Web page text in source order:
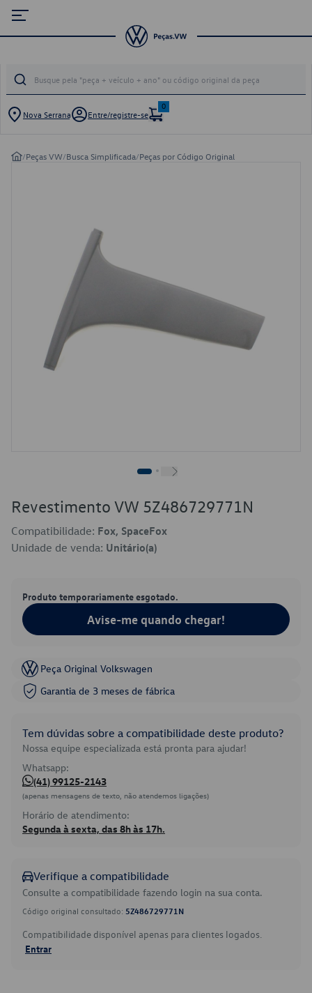
Nova Serrana Entre/registre-se
0
/Peças VW/Busca Simplificada/Peças por Código Original
Revestimento VW 5Z486729771N
Compatibilidade: Fox, SpaceFox
Unidade de venda: Unitário(a)
Produto temporariamente esgotado.
Avise-me quando chegar!
Peça Original Volkswagen
Garantia de 3 meses de fábrica
Tem dúvidas sobre a compatibilidade deste produto?
Nossa equipe especializada está pronta para ajudar!
Whatsapp:
(41) 99125-2143
(apenas mensagens de texto, não atendemos ligações)
Horário de atendimento:
Segunda à sexta, das 8h às 17h.
Verifique a compatibilidade
Consulte a compatibilidade fazendo login na sua conta.
Código original consultado: 5Z486729771N
Compatibilidade disponível apenas para clientes logados.
Entrar